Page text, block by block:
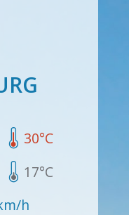
30°C
17°C
h